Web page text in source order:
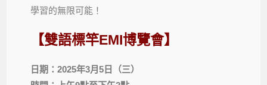
學習的無限可能！
【雙語標竿EMI博覽會】
日期：2025年3月5日（三）